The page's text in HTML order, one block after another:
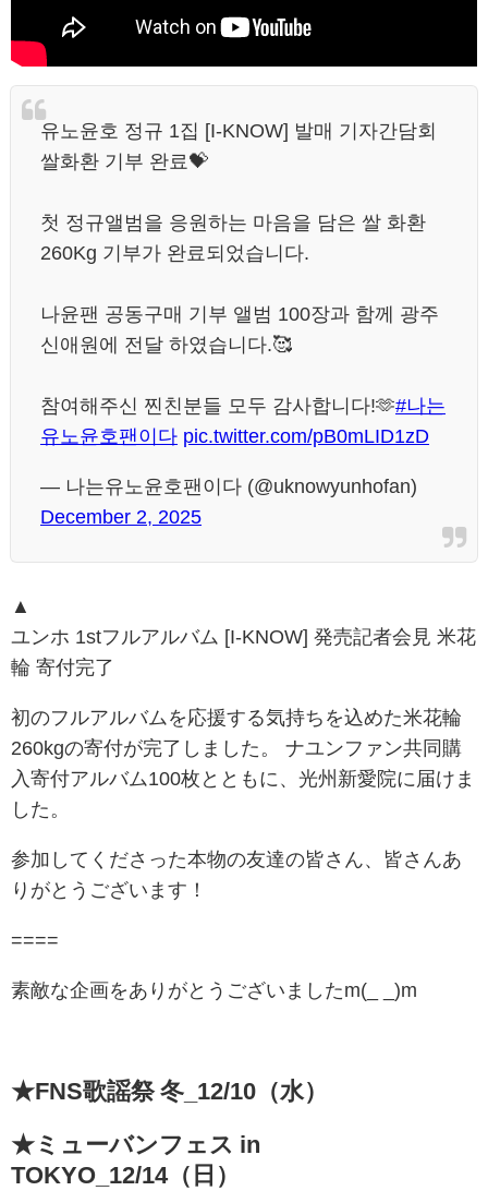
유노윤호 정규 1집 [I-KNOW] 발매 기자간담회
쌀화환 기부 완료💝
첫 정규앨범을 응원하는 마음을 담은 쌀 화환
260Kg 기부가 완료되었습니다.
나윤팬 공동구매 기부 앨범 100장과 함께 광주
신애원에 전달 하였습니다.🥰
참여해주신 찐친분들 모두 감사합니다!🫶#나는
유노윤호팬이다 pic.twitter.com/pB0mLID1zD
— 나는유노윤호팬이다 (@uknowyunhofan)
December 2, 2025
▲
ユンホ 1stフルアルバム [I-KNOW] 発売記者会見 米花
輪 寄付完了
初のフルアルバムを応援する気持ちを込めた米花輪
260kgの寄付が完了しました。 ナユンファン共同購
入寄付アルバム100枚とともに、光州新愛院に届けま
した。
参加してくださった本物の友達の皆さん、皆さんあ
りがとうございます！
====
素敵な企画をありがとうございましたm(_ _)m
★FNS歌謡祭 冬_12/10（水）
★ミューバンフェス in
TOKYO_12/14（日）